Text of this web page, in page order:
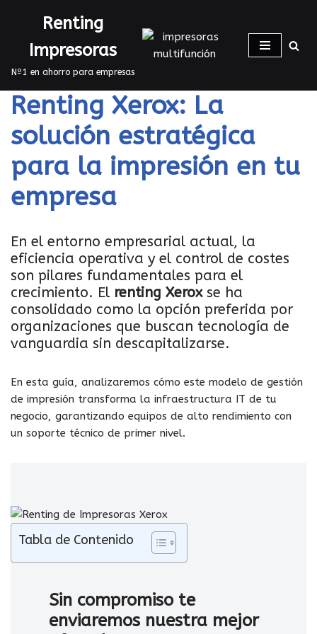
contenido
Renting
Impresoras
Nº1 en ahorro para empresas
Renting Xerox: La
solución estratégica
para la impresión en tu
empresa
En el entorno empresarial actual, la
eficiencia operativa y el control de costes
son pilares fundamentales para el
crecimiento. El renting Xeroxse ha
consolidado como la opción preferida por
organizaciones que buscan tecnología de
vanguardia sin descapitalizarse.
En esta guía, analizaremos cómo este modelo de gestión
de impresión transforma la infraestructura IT de tu
negocio, garantizando equipos de alto rendimiento con
un soporte técnico de primer nivel.
Tabla de Contenido
Sin compromiso te
enviaremos nuestra mejor